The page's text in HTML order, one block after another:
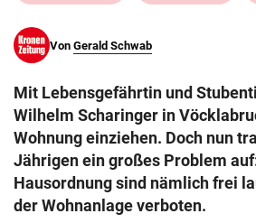
search
eingeben
© Krone Multimedia GmbH & Co KG 2026
Muthgasse 2, 1190 Wien
Von Gerald Schwab
Mit Lebensgefährtin und
Wilhelm Scharinger in
Wohnung einziehen. Doch nun
Jährigen ein großes Problem
Hausordnung sind nämlich frei
der Wohnanlage verboten.